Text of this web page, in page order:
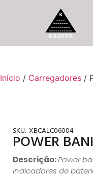
Início / Carregadores /
SKU: XBCALC06004
POWER
Descrição:Power
indicadores de